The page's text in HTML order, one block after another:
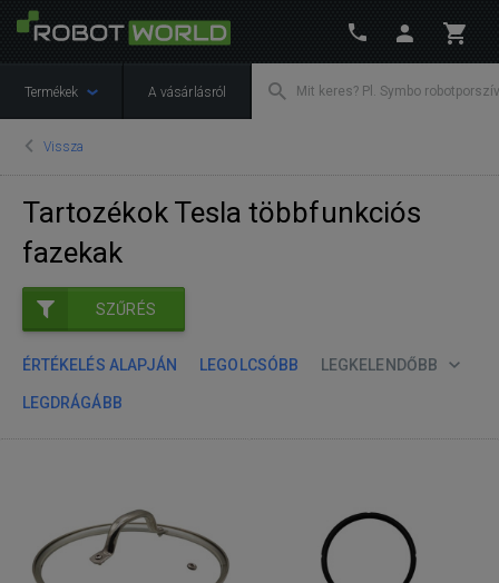
Termékek A vásárlásról
Vissza
Tartozékok Tesla többfunkciós
fazekak
SZŰRÉS
ÉRTÉKELÉS ALAPJÁN LEGOLCSÓBB LEGKELENDŐBB
LEGDRÁGÁBB